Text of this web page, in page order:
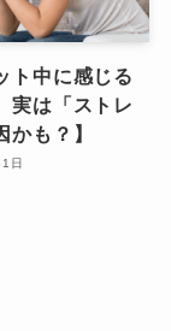
ト中に感じる
実は「ストレ
かも？】
日